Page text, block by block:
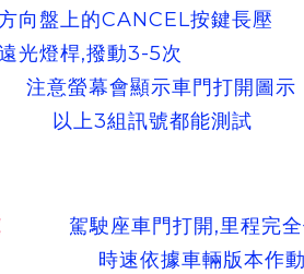
的CANCEL按鍵長壓
,撥動3-5次
顯示車門打開圖示
訊號都能測試
駕駛座車門打開,里程完全
車輛版本作